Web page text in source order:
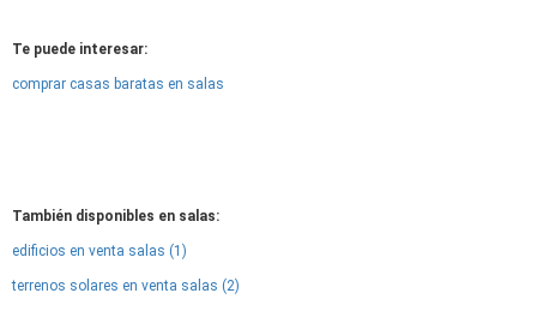
Te puede interesar:
comprar casas baratas en salas
También disponibles en salas:
edificios en venta salas (1)
terrenos solares en venta salas (2)